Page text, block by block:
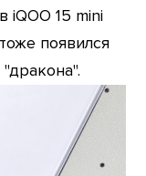
15 mini
появился